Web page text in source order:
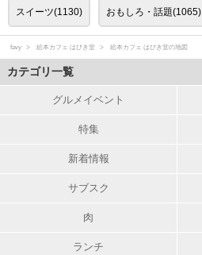
スイーツ(1130) おもしろ・話題(1065)
favy 絵本カフェ はびき堂 絵本カフェ はびき堂の地図
カテゴリ一覧
グルメイベント
特集
新着情報
サブスク
肉
ランチ